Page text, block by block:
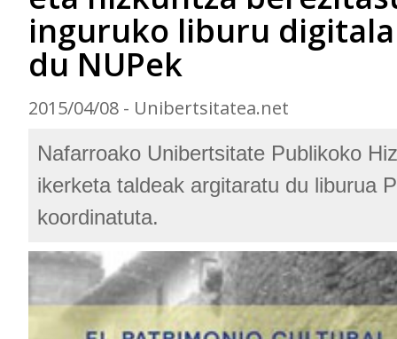
inguruko liburu
du NUPek
2015/04/08 - Unibertsitatea.net
Nafarroako Unibertsitate Publikoko
ikerketa taldeak argitaratu du liburua
koordinatuta.